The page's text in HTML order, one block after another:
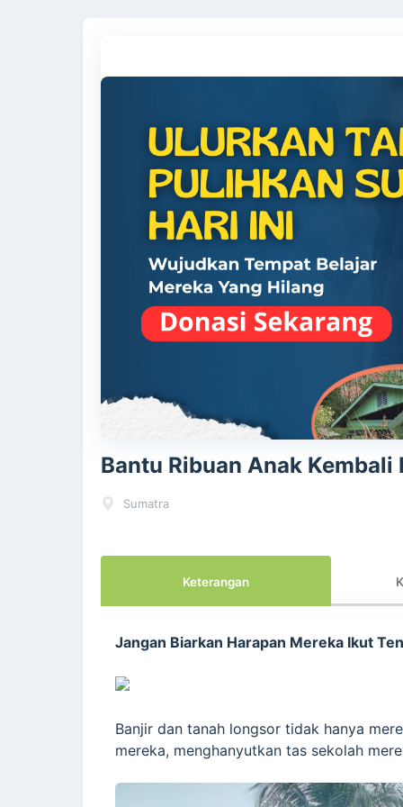
Bantu Ribuan Anak Kembali
Sumatra
Keterangan
Jangan Biarkan Harapan Mereka Ikut
Banjir dan tanah longsor tidak hanya
mereka, menghanyutkan tas sekolah